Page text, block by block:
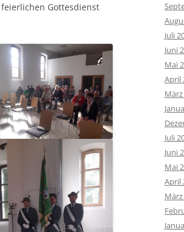
Gottesdienst
Juli
Juni
Mai
April
Juli
Juni
Mai
April